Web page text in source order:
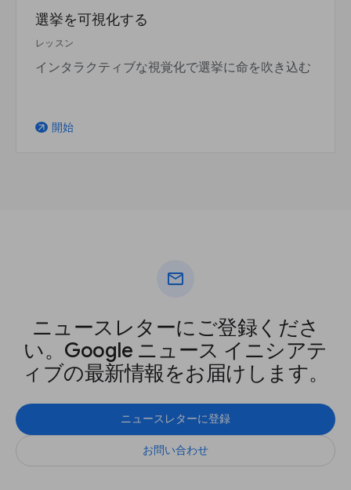
選挙を可視化する
レッスン
インタラクティブな視覚化で選挙に命を吹き込む
arrow_outward 開始
mail
ニュースレターにご登録くださ
い。Google ニュース イニシアテ
ィブの最新情報をお届けします。
ニュースレターに登録
お問い合わせ